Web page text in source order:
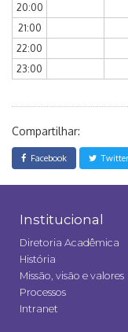
20:00
21:00
22:00
23:00
Compartilhar:
Facebook Twitter
Institucional
Diretoria Acadêmica
História
Missão, visão e valores
Processos
Intranet